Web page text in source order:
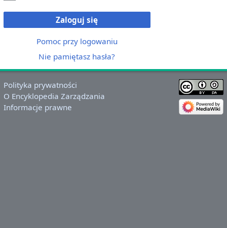
Zaloguj się
Pomoc przy logowaniu
Nie pamiętasz hasła?
Polityka prywatności
O Encyklopedia Zarządzania
Informacje prawne